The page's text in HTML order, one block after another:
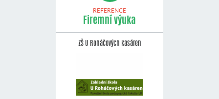
REFERENCE
Firemní výuka
ZŠ U Roháčových kasáren